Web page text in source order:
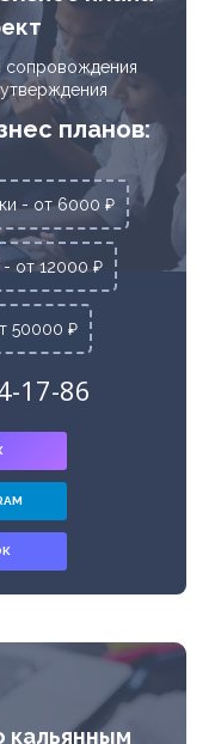
сопровождения
планов:
- от 6000 ₽
- от 12000 ₽
50000 ₽
17-86
кальянным